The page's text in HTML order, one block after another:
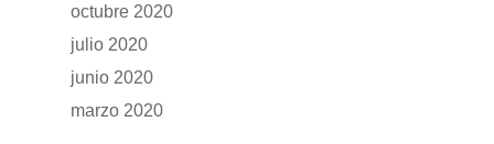
octubre 2020
julio 2020
junio 2020
marzo 2020